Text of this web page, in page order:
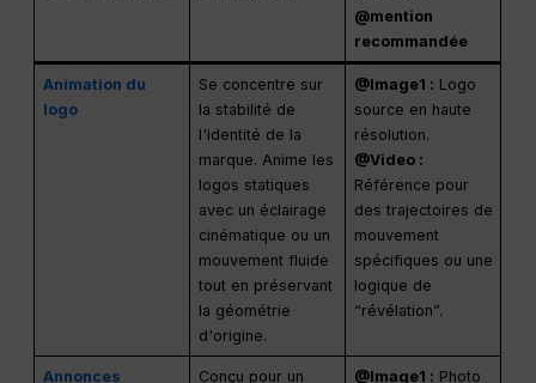
Stratégie
@mention
recommandée
Animation du
Se concentre sur
la stabilité de
l'identité de la
marque. Anime les
logos statiques
avec un éclairage
cinématique ou un
mouvement fluide
tout en préservant
la géométrie
@Image1 :Logo
source en haute
résolution.
@Video :
Référence pour
des trajectoires de
mouvement
spécifiques ou une
logique de